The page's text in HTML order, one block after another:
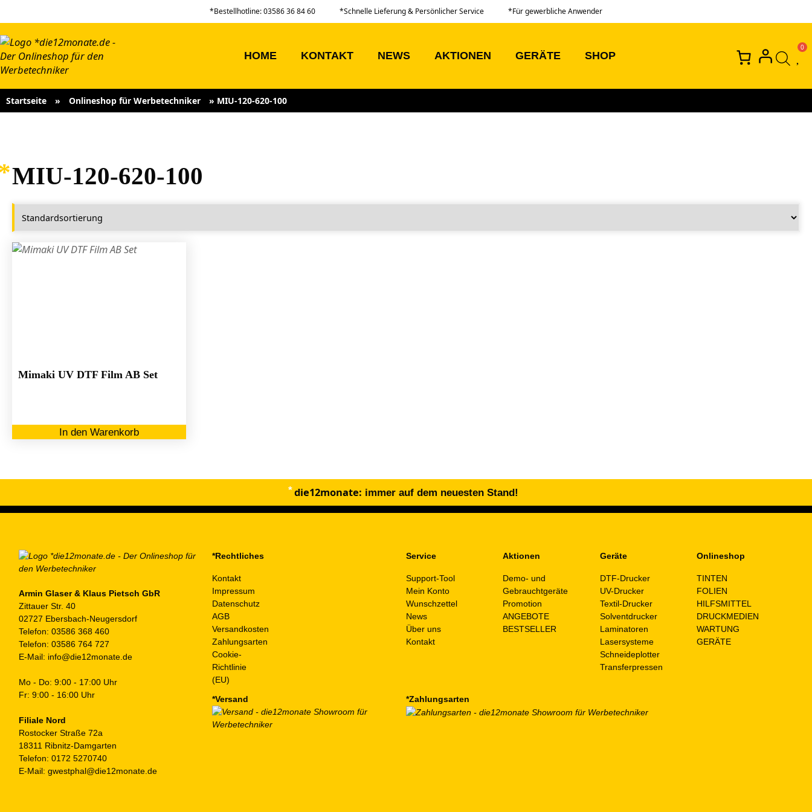
*Bestellhotline: 03586 36 84 60 *Schnelle Lieferung & Persönlicher Service *Für gewerbliche Anwender
HOME KONTAKT NEWS AKTIONEN GERÄTE SHOP
Startseite » Onlineshop für Werbetechniker » MIU-120-620-100
MIU-120-620-100
Mimaki UV DTF Film AB Set
In den Warenkorb
die12monate: immer auf dem neuesten Stand!
Armin Glaser & Klaus Pietsch GbR
Zittauer Str. 40
02727 Ebersbach-Neugersdorf
Telefon: 03586 368 460
Telefon: 03586 764 727
E-Mail: info@die12monate.de
Mo - Do: 9:00 - 17:00 Uhr
Fr: 9:00 - 16:00 Uhr
Filiale Nord
Rostocker Straße 72a
18311 Ribnitz-Damgarten
Telefon: 0172 5270740
E-Mail: gwestphal@die12monate.de
*Rechtliches
Kontakt
Impressum
Datenschutz
AGB
Versandkosten
Zahlungsarten
Cookie-
Richtlinie
(EU)
*Versand
Service
Support-Tool
Mein Konto
Wunschzettel
News
Über uns
Kontakt
Aktionen
Demo- und
Gebrauchtgeräte
Promotion
ANGEBOTE
BESTSELLER
Geräte
DTF-Drucker
UV-Drucker
Textil-Drucker
Solventdrucker
Laminatoren
Lasersysteme
Schneideplotter
Transferpressen
Onlineshop
TINTEN
FOLIEN
HILFSMITTEL
DRUCKMEDIEN
WARTUNG
GERÄTE
*Zahlungsarten